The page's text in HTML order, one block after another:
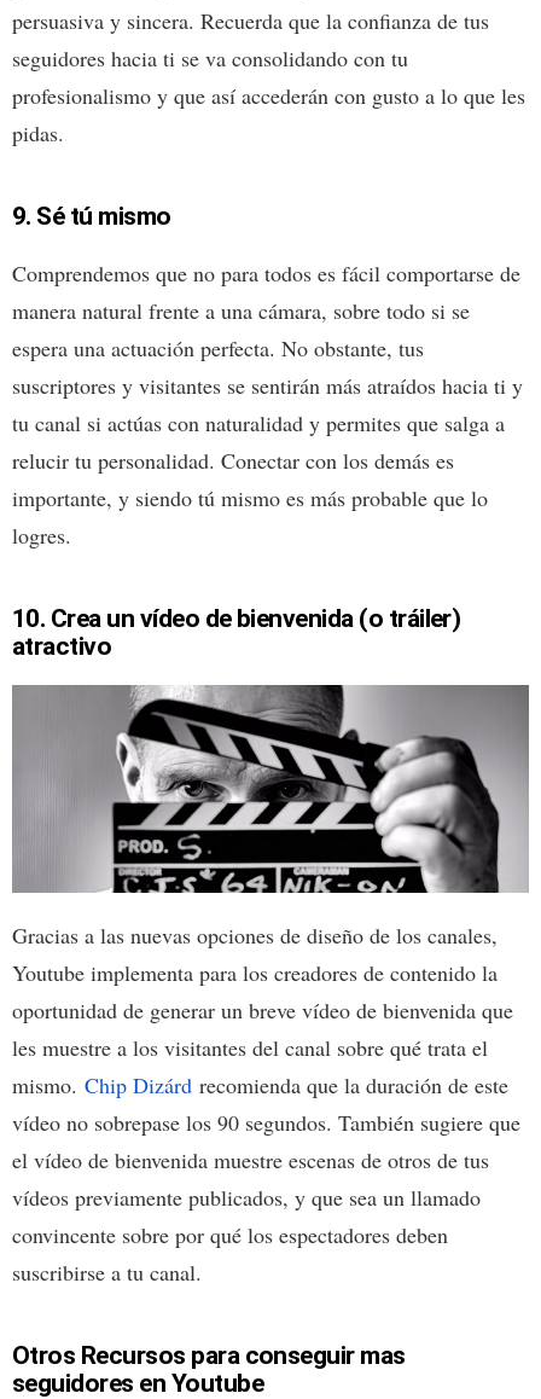
persuasiva y sincera. Recuerda que la confianza de tus
seguidores hacia ti se va consolidando con tu
profesionalismo y que así accederán con gusto a lo que les
pidas.
9. Sé tú mismo
Comprendemos que no para todos es fácil comportarse de
manera natural frente a una cámara, sobre todo si se
espera una actuación perfecta. No obstante, tus
suscriptores y visitantes se sentirán más atraídos hacia ti y
tu canal si actúas con naturalidad y permites que salga a
relucir tu personalidad. Conectar con los demás es
importante, y siendo tú mismo es más probable que lo
logres.
10. Crea un vídeo de bienvenida (o tráiler)
atractivo
Gracias a las nuevas opciones de diseño de los canales,
Youtube implementa para los creadores de contenido la
oportunidad de generar un breve vídeo de bienvenida que
les muestre a los visitantes del canal sobre qué trata el
mismo. Chip Dizárd recomienda que la duración de este
vídeo no sobrepase los 90 segundos. También sugiere que
el vídeo de bienvenida muestre escenas de otros de tus
vídeos previamente publicados, y que sea un llamado
convincente sobre por qué los espectadores deben
suscribirse a tu canal.
Otros Recursos para conseguir mas
seguidores en Youtube